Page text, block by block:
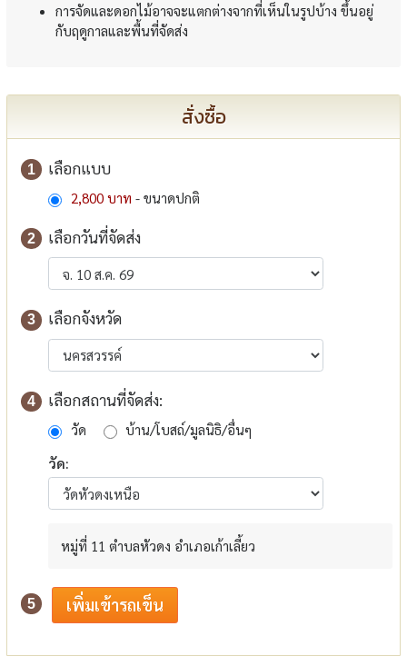
การจัดและดอกไม้อาจจะแตกต่างจากที่เห็นในรูปบ้าง ขึ้นอยู่
กับฤดูกาลและพื้นที่จัดส่ง
สั่งซื้อ
1 เลือกแบบ
2,800 บาท - ขนาดปกติ
2 เลือกวันที่จัดส่ง
3 เลือกจังหวัด
4 เลือกสถานที่จัดส่ง:
วัด
บ้าน/โบสถ์/มูลนิธิ/อื่นๆ
วัด:
หมู่ที่ 11 ตำบลหัวดง อำเภอเก้าเลี้ยว
5